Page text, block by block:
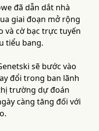
đã dẫn dắt nhà
giai đoạn mở rộng
và cờ bạc trực tuyến
tiểu bang.
sẽ bước vào
đổi trong ban lãnh
trường dự đoán
càng tăng đối với